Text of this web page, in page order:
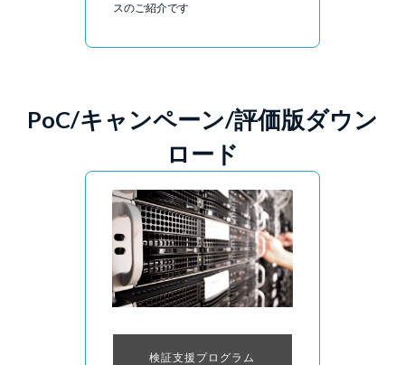
スのご紹介です
PoC/キャンペーン/評価版ダウン
ロード
検証支援プログラム